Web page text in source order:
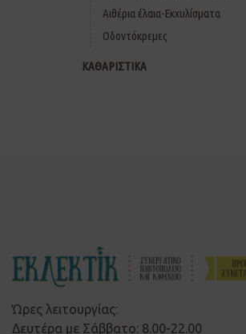
Αιθέρια έλαια-Εκχυλίσματα
Οδοντόκρεμες
ΚΑΘΑΡΙΣΤΙΚΑ
Ώρες λειτουργίας:
Δευτέρα με Σάββατο: 8.00-22.00